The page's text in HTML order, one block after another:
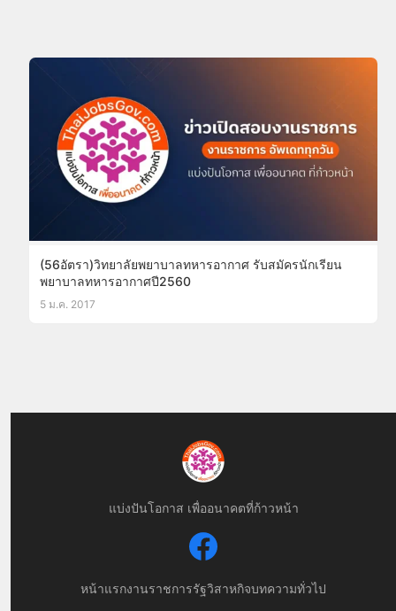
(56อัตรา)วิทยาลัยพยาบาลทหารอากาศ รับสมัครนักเรียน
พยาบาลทหารอากาศปี2560
5 ม.ค. 2017
แบ่งปันโอกาส เพื่ออนาคตที่ก้าวหน้า
หน้าแรกงานราชการรัฐวิสาหกิจบทความทั่วไป